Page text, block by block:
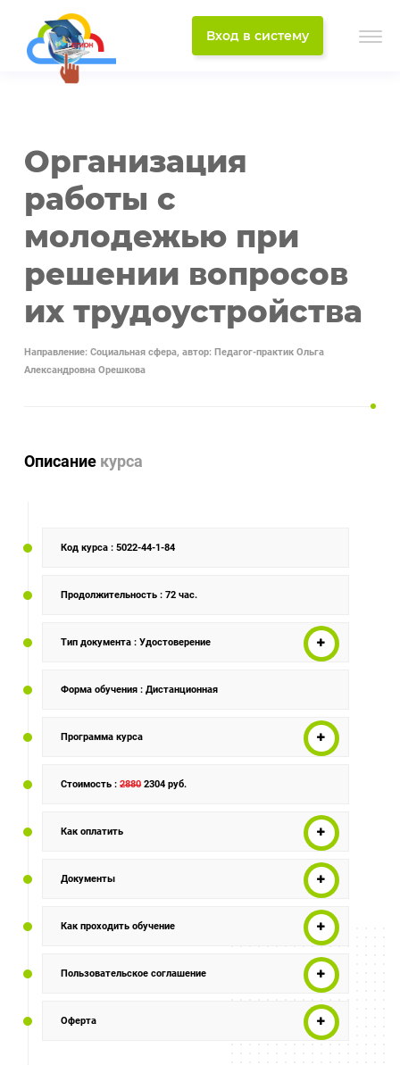
Вход в систему
Организация
работы с
молодежью при
решении вопросов
их трудоустройства
Направление: Социальная сфера, автор: Педагог-практик Ольга
Александровна Орешкова
Описание курса
Код курса: 5022-44-1-84
Продолжительность: 72 час.
Тип документа: Удостоверение
Форма обучения: Дистанционная
Программа курса
Стоимость:28802304 руб.
Как оплатить
Документы
Как проходить обучение
Пользовательское соглашение
Оферта